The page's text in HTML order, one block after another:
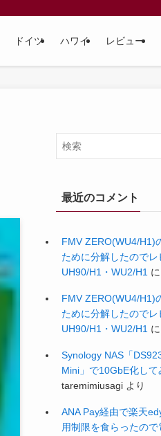
ドイツ ハワイ レビュー
最近のコメント
FMV ZERO(WU4/H1)
ために分解したので
UH90/H1・WU2/H1 に
FMV ZERO(WU4/H1)
ために分解したので
UH90/H1・WU2/H1 に
Synology NAS「
Mini」で10GbE化し
taremimiusagi より
ANA Pay経由で楽天
用制限を食らったの